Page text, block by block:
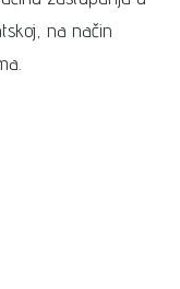
na način